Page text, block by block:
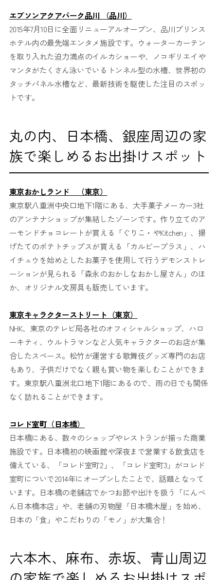
エプソンアクアパーク品川 （品川）
2015年7月10日に全面リニューアルオープン、品川プリンス
ホテル内の最先端エンタメ施設です。ウォーターカーテン
を取り入れた迫力満点のイルカショーや、ノコギリエイや
マンタがたくさん泳いでいるトンネル型の水槽、世界初の
タッチパネル水槽など、最新技術を駆使した注目のスポッ
トです。
丸の内、日本橋、銀座周辺の家
族で楽しめるお出掛けスポット
東京おかしランド （東京）
東京駅八重洲中央口地下1階にある、大手菓子メーカー3社
のアンテナショップが集結したゾーンです。作り立てのア
ーモンドチョコレートが買える「ぐりこ・やKitchen」、揚
げたてのポテトチップスが買える「カルビープラス」、ハ
イチュウを始めとしたお菓子を使用して行うデモンストレ
ーションが見られる「森永のおかしなおかし屋さん」のほ
か、オリジナル文房具も販売しています。
東京キャラクターストリート（東京）
NHK、東京のテレビ局各社のオフィシャルショップ、ハロ
ーキティ、ウルトラマンなど人気キャラクターのお店が集
合したスペース。松竹が運営する歌舞伎グッズ専門のお店
もあり、子供だけでなく親も買い物を楽しむことができま
す。東京駅八重洲北口地下1階にあるので、雨の日でも関係
なく訪れることができます。
コレド室町（日本橋）
日本橋にある、数々のショップやレストランが揃った商業
施設です。日本橋初の映画館や深夜まで営業する飲食店を
備えている、「コレド室町2」、「コレド室町3」がコレド
室町についで2014年にオープンしたことで、話題となって
います。日本橋の老舗店でかつお節や出汁を扱う「にんべ
ん日本橋本店」や、老舗の刃物屋「日本橋木屋」を始め、
日本の「食」やこだわりの「モノ」が大集合！
六本木、麻布、赤坂、青山周辺